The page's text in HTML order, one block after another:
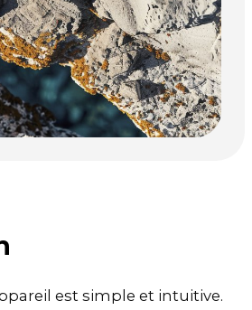
est simple et intuitive.